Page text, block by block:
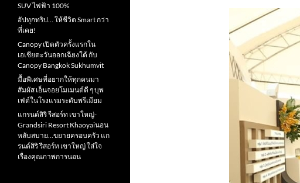
SUV ไฟฟ้า 100%
อัปทุกทริป… ให้ชีวิต Smart กว่า
ที่เคย!
Canopy เปิดตัวครั้งแรกใน
เอเชียตะวันออกเฉียงใต้ กับ
Canopy Bangkok Sukhumvit
มื้อพิเศษที่อยากให้ทุกคนมา
สัมผัส เอ็นจอยโมเมนต์ดี ๆ บุพ
เฟ่ต์ในโรงแรมระดับพรีเมียม
แกรนด์สิริ​ รีสอร์ท​ เขาใหญ่​-
Grandsiri​ Resort​ Khaoyaiนอน
หลับสบาย…ขยายครอบครัว แก
รนด์สิริ รีสอร์ท เขาใหญ่ ใส่ใจ
เรื่องคุณภาพการนอน